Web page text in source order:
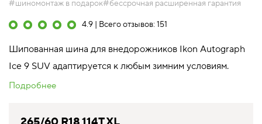
#шиномонтаж в подарок#бессрочная расширенная гарантия
4.9 | Всего отзывов: 151
Шипованная шина для внедорожников Ikon Autograph
Ice 9 SUV адаптируется к любым зимним условиям.
Подробнее